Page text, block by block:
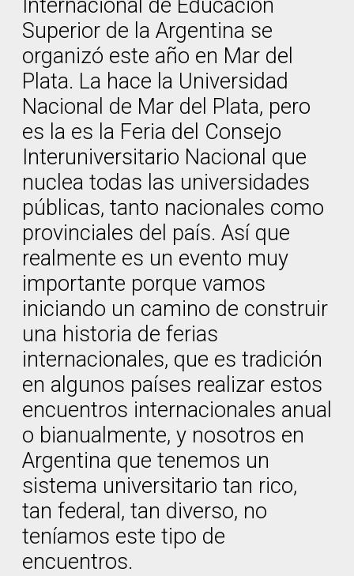
Internacional de Educación
Superior de la Argentina se
organizó este año en Mar del
Plata. La hace la Universidad
Nacional de Mar del Plata, pero
es la es la Feria del Consejo
Interuniversitario Nacional que
nuclea todas las universidades
públicas, tanto nacionales como
provinciales del país. Así que
realmente es un evento muy
importante porque vamos
iniciando un camino de construir
una historia de ferias
internacionales, que es tradición
en algunos países realizar estos
encuentros internacionales anual
o bianualmente, y nosotros en
Argentina que tenemos un
sistema universitario tan rico,
tan federal, tan diverso, no
teníamos este tipo de
encuentros.